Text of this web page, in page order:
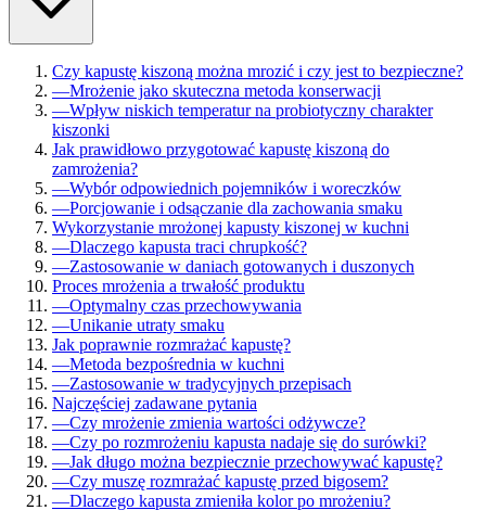
Czy kapustę kiszoną można mrozić i czy jest to bezpieczne?
—Mrożenie jako skuteczna metoda konserwacji
—Wpływ niskich temperatur na probiotyczny charakter
kiszonki
Jak prawidłowo przygotować kapustę kiszoną do
zamrożenia?
—Wybór odpowiednich pojemników i woreczków
—Porcjowanie i odsączanie dla zachowania smaku
Wykorzystanie mrożonej kapusty kiszonej w kuchni
—Dlaczego kapusta traci chrupkość?
—Zastosowanie w daniach gotowanych i duszonych
Proces mrożenia a trwałość produktu
—Optymalny czas przechowywania
—Unikanie utraty smaku
Jak poprawnie rozmrażać kapustę?
—Metoda bezpośrednia w kuchni
—Zastosowanie w tradycyjnych przepisach
Najczęściej zadawane pytania
—Czy mrożenie zmienia wartości odżywcze?
—Czy po rozmrożeniu kapusta nadaje się do surówki?
—Jak długo można bezpiecznie przechowywać kapustę?
—Czy muszę rozmrażać kapustę przed bigosem?
—Dlaczego kapusta zmieniła kolor po mrożeniu?